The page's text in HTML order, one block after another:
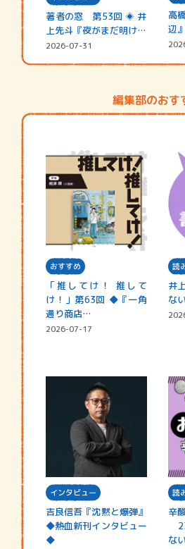
著者の窓 第53回 ◈ 井
上先斗『夜がまだ明けな
い』
2026-07-31
高
辺』
編集部のおす
おすすめ
「推してけ！ 推して
け！」第63回 ◆『一角
通り商店…
2026-07-17
読
井
な
インタビュー
吉良信吾『沈黙と爆弾』
◆熱血新刊インタビュー
◆
読
辛
な